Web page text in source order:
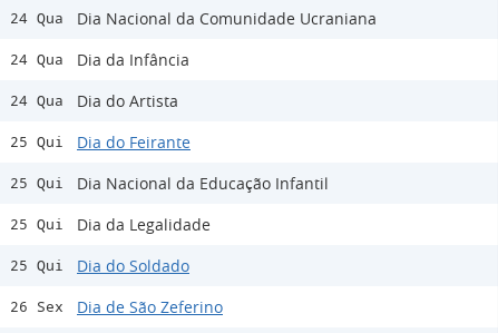
24 Qua Dia Nacional da Comunidade Ucraniana
24 Qua Dia da Infância
24 Qua Dia do Artista
25 Qui Dia do Feirante
25 Qui Dia Nacional da Educação Infantil
25 Qui Dia da Legalidade
25 Qui Dia do Soldado
26 Sex Dia de São Zeferino